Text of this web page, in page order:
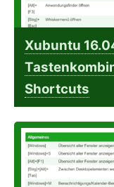
Xubuntu
Shortcuts